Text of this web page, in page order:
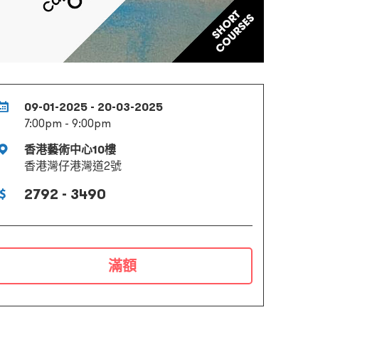
09-01-2025 - 20-03-2025
7:00pm - 9:00pm
香港藝術中心10樓
香港灣仔港灣道2號
2792 - 3490
滿額